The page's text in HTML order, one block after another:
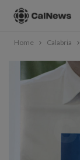
Home Calabria